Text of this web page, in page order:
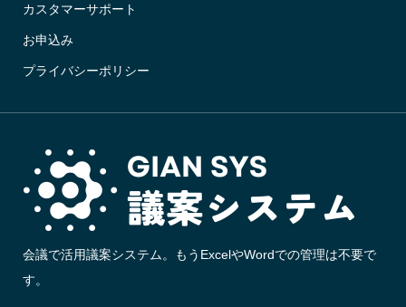
カスタマーサポート
お申込み
プライバシーポリシー
会議で活用議案システム。もうExcelやWordでの管理は不要で
す。